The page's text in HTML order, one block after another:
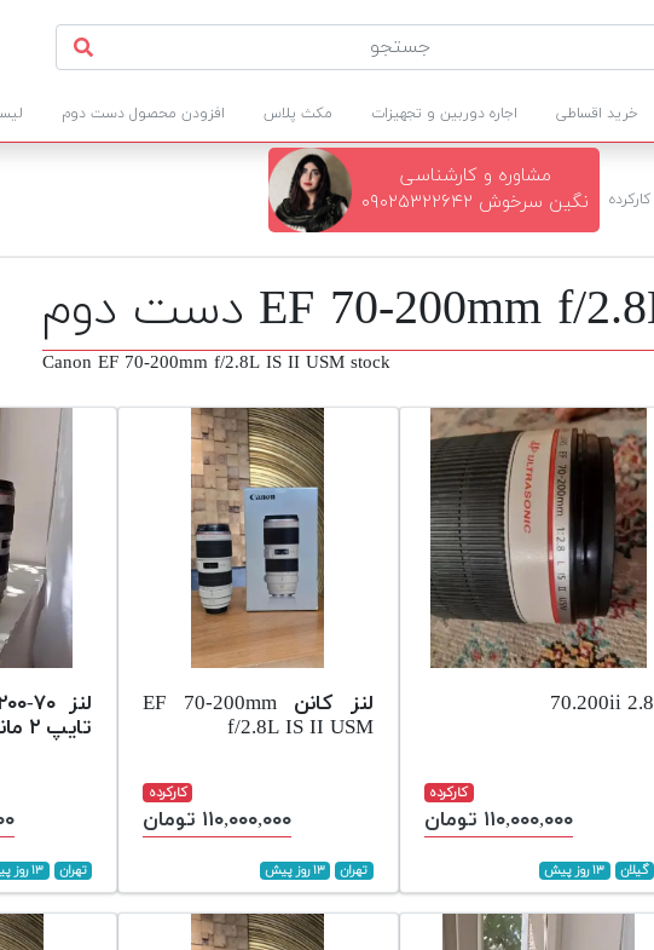
خرید اقساطی اجاره دوربین و تجهیزات مکث پلاس افزودن محصول دست دوم
کارکرده
مشاوره و کارشناسی
نگین سرخوش ۰۹۰۲۵۳۲۲۶۴۲
Canon EF 70-200mm f/2.8L IS II USM stock
70.200ii 2.8
کارکرده
۱۱۰,۰۰۰,۰۰۰ تومان
گیلان ۱۳ روز پیش
لنز کانن EF 70-200mm
f/2.8L IS II USM
کارکرده
۱۱۰,۰۰۰,۰۰۰ تومان
تهران ۱۳ روز پیش
تایپ ۲ مانت کنون
تهران ۱۳ روز پیش